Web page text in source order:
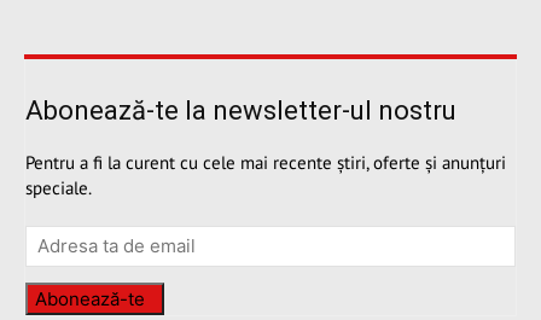
Abonează-te la newsletter-ul nostru
Pentru a fi la curent cu cele mai recente știri, oferte și anunțuri
speciale.
Abonează-te